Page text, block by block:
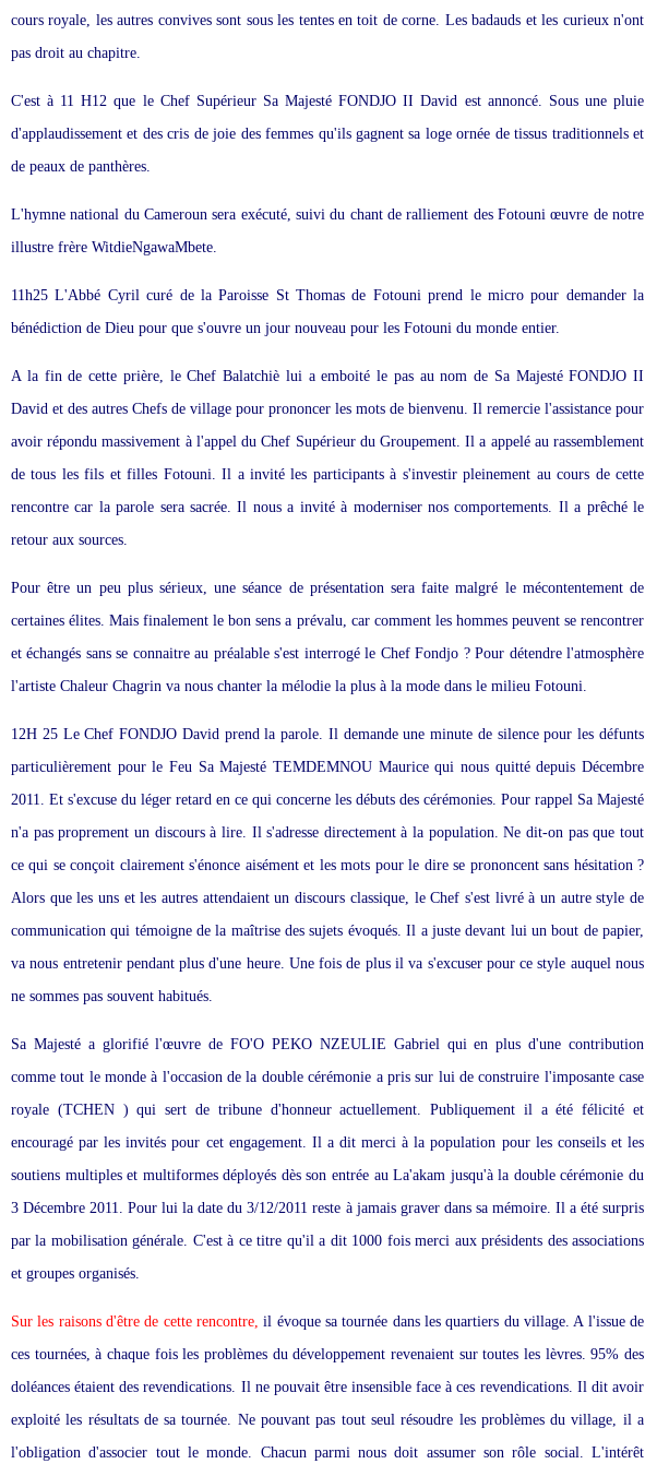
cours royale, les autres convives sont sous les tentes en toit de corne. Les badauds et les curieux n'ont
pas droit au chapitre.
C'est à 11 H12 que le Chef Supérieur Sa Majesté FONDJO II David est annoncé. Sous une pluie
d'applaudissement et des cris de joie des femmes qu'ils gagnent sa loge ornée de tissus traditionnels et
de peaux de panthères.
L'hymne national du Cameroun sera exécuté, suivi du chant de ralliement des Fotouni œuvre de notre
illustre frère WitdieNgawaMbete.
11h25 L'Abbé Cyril curé de la Paroisse St Thomas de Fotouni prend le micro pour demander la
bénédiction de Dieu pour que s'ouvre un jour nouveau pour les Fotouni du monde entier.
A la fin de cette prière, le Chef Balatchiè lui a emboité le pas au nom de Sa Majesté FONDJO II
David et des autres Chefs de village pour prononcer les mots de bienvenu. Il remercie l'assistance pour
avoir répondu massivement à l'appel du Chef Supérieur du Groupement. Il a appelé au rassemblement
de tous les fils et filles Fotouni. Il a invité les participants à s'investir pleinement au cours de cette
rencontre car la parole sera sacrée. Il nous a invité à moderniser nos comportements. Il a prêché le
retour aux sources.
Pour être un peu plus sérieux, une séance de présentation sera faite malgré le mécontentement de
certaines élites. Mais finalement le bon sens a prévalu, car comment les hommes peuvent se rencontrer
et échangés sans se connaitre au préalable s'est interrogé le Chef Fondjo ? Pour détendre l'atmosphère
l'artiste Chaleur Chagrin va nous chanter la mélodie la plus à la mode dans le milieu Fotouni.
12H 25 Le Chef FONDJO David prend la parole. Il demande une minute de silence pour les défunts
particulièrement pour le Feu Sa Majesté TEMDEMNOU Maurice qui nous quitté depuis Décembre
2011. Et s'excuse du léger retard en ce qui concerne les débuts des cérémonies. Pour rappel Sa Majesté
n'a pas proprement un discours à lire. Il s'adresse directement à la population. Ne dit-on pas que tout
ce qui se conçoit clairement s'énonce aisément et les mots pour le dire se prononcent sans hésitation ?
Alors que les uns et les autres attendaient un discours classique, le Chef s'est livré à un autre style de
communication qui témoigne de la maîtrise des sujets évoqués. Il a juste devant lui un bout de papier,
va nous entretenir pendant plus d'une heure. Une fois de plus il va s'excuser pour ce style auquel nous
ne sommes pas souvent habitués.
Sa Majesté a glorifié l'œuvre de FO'O PEKO NZEULIE Gabriel qui en plus d'une contribution
comme tout le monde à l'occasion de la double cérémonie a pris sur lui de construire l'imposante case
royale (TCHEN ) qui sert de tribune d'honneur actuellement. Publiquement il a été félicité et
encouragé par les invités pour cet engagement. Il a dit merci à la population pour les conseils et les
soutiens multiples et multiformes déployés dès son entrée au La'akam jusqu'à la double cérémonie du
3 Décembre 2011. Pour lui la date du 3/12/2011 reste à jamais graver dans sa mémoire. Il a été surpris
par la mobilisation générale. C'est à ce titre qu'il a dit 1000 fois merci aux présidents des associations
et groupes organisés.
Sur les raisons d'être de cette rencontre, il évoque sa tournée dans les quartiers du village. A l'issue de
ces tournées, à chaque fois les problèmes du développement revenaient sur toutes les lèvres. 95% des
doléances étaient des revendications. Il ne pouvait être insensible face à ces revendications. Il dit avoir
exploité les résultats de sa tournée. Ne pouvant pas tout seul résoudre les problèmes du village, il a
l'obligation d'associer tout le monde. Chacun parmi nous doit assumer son rôle social. L'intérêt